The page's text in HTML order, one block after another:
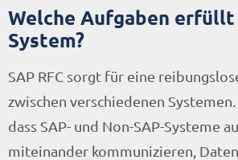
Welche Aufgaben erfüllt
System?
SAP RFC sorgt für eine
zwischen verschiedenen
dass SAP- und Non-SAP-Systeme
miteinander kommunizieren,